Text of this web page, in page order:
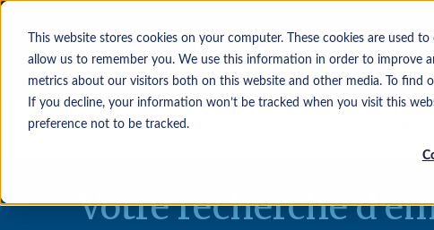
This website stores cookies on your computer. These cookies are
allow us to remember you. We use this information in order to improve
metrics about our visitors both on this website and other media. To find
If you decline, your information won’t be tracked when you visit this
preference not to be tracked.
Demandeurs d’emploi
Votre recherche